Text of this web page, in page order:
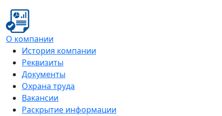
О компании
История компании
Реквизиты
Документы
Охрана труда
Вакансии
Раскрытие информации